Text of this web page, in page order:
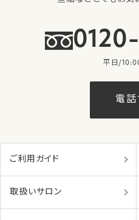
平日/
電話
ご利用ガイド
取扱いサロン